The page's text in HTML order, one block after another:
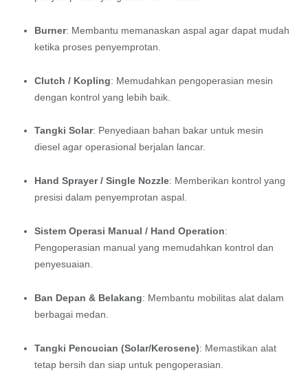
Burner: Membantu memanaskan aspal agar dapat mudah
ketika proses penyemprotan.
Clutch / Kopling: Memudahkan pengoperasian mesin
dengan kontrol yang lebih baik.
Tangki Solar: Penyediaan bahan bakar untuk mesin
diesel agar operasional berjalan lancar.
Hand Sprayer / Single Nozzle: Memberikan kontrol yang
presisi dalam penyemprotan aspal.
Sistem Operasi Manual / Hand Operation:
Pengoperasian manual yang memudahkan kontrol dan
penyesuaian.
Ban Depan & Belakang: Membantu mobilitas alat dalam
berbagai medan.
Tangki Pencucian (Solar/Kerosene): Memastikan alat
tetap bersih dan siap untuk pengoperasian.